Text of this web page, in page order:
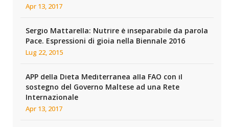
Apr 13, 2017
Sergio Mattarella: Nutrire è inseparabile da parola
Pace. Espressioni di gioia nella Biennale 2016
Lug 22, 2015
APP della Dieta Mediterranea alla FAO con il
sostegno del Governo Maltese ad una Rete
Internazionale
Apr 13, 2017